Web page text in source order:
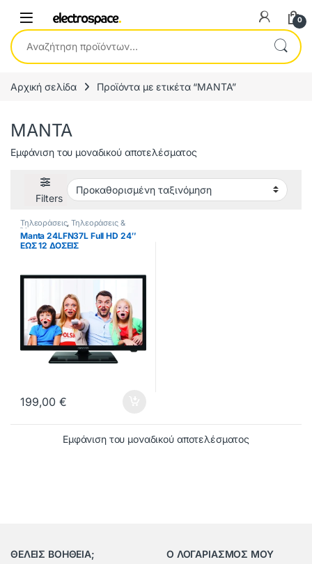
0
Αναζήτηση για:
Αρχική σελίδα Προϊόντα με ετικέτα “MANTA”
MANTA
Εμφάνιση του μοναδικού αποτελέσματος
Filters
Τηλεοράσεις,Τηλεοράσεις &
Ήχος
Manta 24LFN37L Full HD 24″
ΕΩΣ 12 ΔΟΣΕΙΣ
199,00€
Εμφάνιση του μοναδικού αποτελέσματος
ΘΕΛΕΙΣ ΒΟΗΘΕΙΑ;
Ο ΛΟΓΑΡΙΑΣΜΟΣ ΜΟΥ